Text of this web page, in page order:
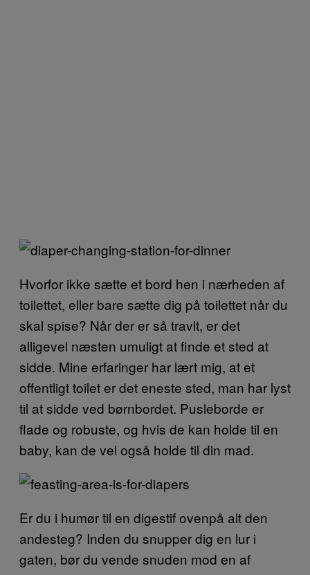
Hvorfor ikke sætte et bord hen i nærheden af
toilettet, eller bare sætte dig på toilettet når du
skal spise? Når der er så travlt, er det
alligevel næsten umuligt at finde et sted at
sidde. Mine erfaringer har lært mig, at et
offentligt toilet er det eneste sted, man har lyst
til at sidde ved børnbordet. Pusleborde er
flade og robuste, og hvis de kan holde til en
baby, kan de vel også holde til din mad.
Er du i humør til en digestif ovenpå alt den
andesteg? Inden du snupper dig en lur i
gaten, bør du vende snuden mod en af